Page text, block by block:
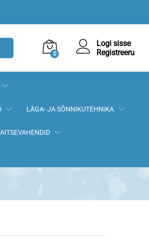
0
Logi sisse
Registreeru
LÄGA- JA SÕNNIKUTEHNIKA